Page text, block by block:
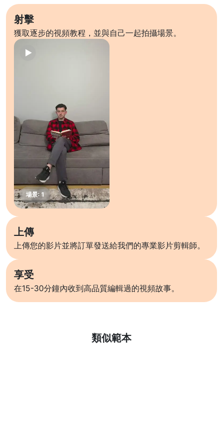
射擊
獲取逐步的視頻教程，並與自己一起拍攝場景。
上傳
上傳您的影片並將訂單發送給我們的專業影片剪輯師。
享受
在15-30分鐘內收到高品質編輯過的視頻故事。
類似範本
了解更多